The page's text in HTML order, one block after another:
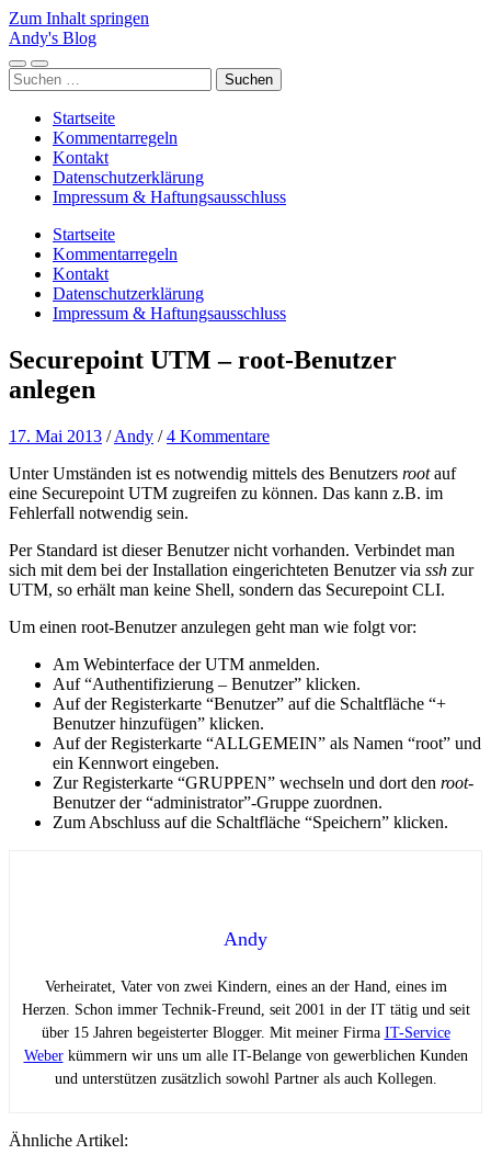
Zum Inhalt springen
Andy's Blog
Mobile-
Menü
Suchfeld
ein-/ausblenden
Suchen
nach:
Startseite
Kommentarregeln
Kontakt
Datenschutzerklärung
Impressum & Haftungsausschluss
Startseite
Kommentarregeln
Kontakt
Datenschutzerklärung
Impressum & Haftungsausschluss
Securepoint UTM – root-Benutzer
anlegen
17. Mai 2013 /Andy /4 Kommentare
Unter Umständen ist es notwendig mittels des Benutzers rootauf
eine Securepoint UTM zugreifen zu können. Das kann z.B. im
Fehlerfall notwendig sein.
Per Standard ist dieser Benutzer nicht vorhanden. Verbindet man
sich mit dem bei der Installation eingerichteten Benutzer via ssh zur
UTM, so erhält man keine Shell, sondern das Securepoint CLI.
Um einen root-Benutzer anzulegen geht man wie folgt vor:
Am Webinterface der UTM anmelden.
Auf “Authentifizierung – Benutzer” klicken.
Auf der Registerkarte “Benutzer” auf die Schaltfläche “+
Benutzer hinzufügen” klicken.
Auf der Registerkarte “ALLGEMEIN” als Namen “root” und
ein Kennwort eingeben.
Zur Registerkarte “GRUPPEN” wechseln und dort den root-
Benutzer der “administrator”-Gruppe zuordnen.
Zum Abschluss auf die Schaltfläche “Speichern” klicken.
Andy
Verheiratet, Vater von zwei Kindern, eines an der Hand, eines im
Herzen. Schon immer Technik-Freund, seit 2001 in der IT tätig und seit
über 15 Jahren begeisterter Blogger. Mit meiner Firma IT-Service
Weberkümmern wir uns um alle IT-Belange von gewerblichen Kunden
und unterstützen zusätzlich sowohl Partner als auch Kollegen.
Ähnliche Artikel: